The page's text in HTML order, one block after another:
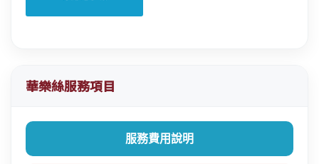
華樂絲服務項目
服務費用說明